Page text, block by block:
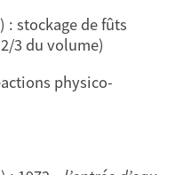
stockage de fûts
3 du volume)
physico-